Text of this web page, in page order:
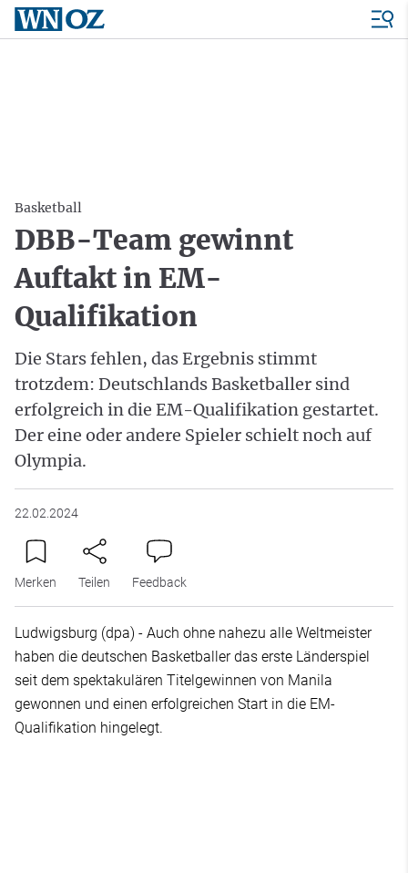
Basketball
DBB-Team gewinnt
Auftakt in EM-
Qualifikation
Die Stars fehlen, das Ergebnis stimmt
trotzdem: Deutschlands Basketballer sind
erfolgreich in die EM-Qualifikation gestartet.
Der eine oder andere Spieler schielt noch auf
Olympia.
22.02.2024
Merken Teilen Feedback
Ludwigsburg (dpa) - Auch ohne nahezu alle Weltmeister
haben die deutschen Basketballer das erste Länderspiel
seit dem spektakulären Titelgewinnen von Manila
gewonnen und einen erfolgreichen Start in die EM-
Qualifikation hingelegt.